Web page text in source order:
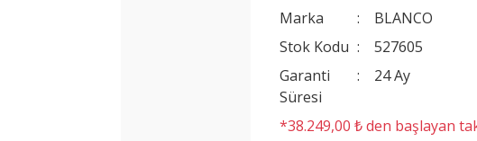
Marka
BLANCO
Stok Kodu
527605
Garanti
Süresi
24 Ay
*38.249,00 ₺ den başlayan